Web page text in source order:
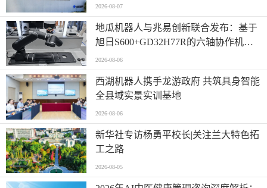
2026-08-07
地瓜机器人与兆易创新联合发布：基于
旭日S600+GD32H77R的六轴协作机械
臂全栈控制方案
2026-08-06
西湖机器人携手龙游政府 共筑具身智能
全县域实景实训基地
2026-08-06
新华社专访杨勇平校长|关注兰大特色拓
工之路
2026-08-05